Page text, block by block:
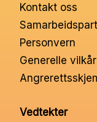
Kontakt oss
Personvern
Generelle
Vedtekter
Kontakt oss
Min konto